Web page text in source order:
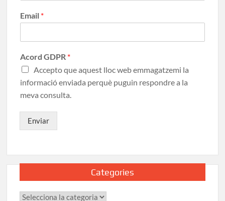
Email *
Acord GDPR *
Accepto que aquest lloc web emmagatzemi la
informació enviada perquè puguin respondre a la
meva consulta.
Enviar
Categories